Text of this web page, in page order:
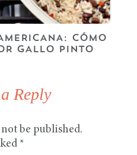
CÓMO
GALLO PINTO
Reply
be published.
*